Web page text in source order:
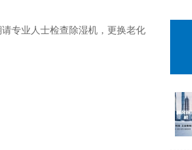
专业人士检查除湿机，更换老化